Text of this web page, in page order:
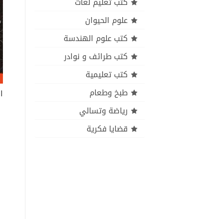
علوم الحيوان
كتب علوم الهندسة
كتب طرائف و نوادر
كتب تعليمية
طبخ وطعام
رياضة وتسالي
قضايا فكرية